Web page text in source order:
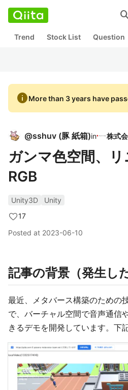
Trend Stock List Question
infoMore than 3 years have
@sshuv (豚 紙箱)in
ガンマ色空間、
RGB
Unity3D
Unity
17
Posted at 2023-06-10
記事の背景（発生し
最近、メタバース構築のための
で、バーチャル空間で音声通信
きるデモを開発しています。下